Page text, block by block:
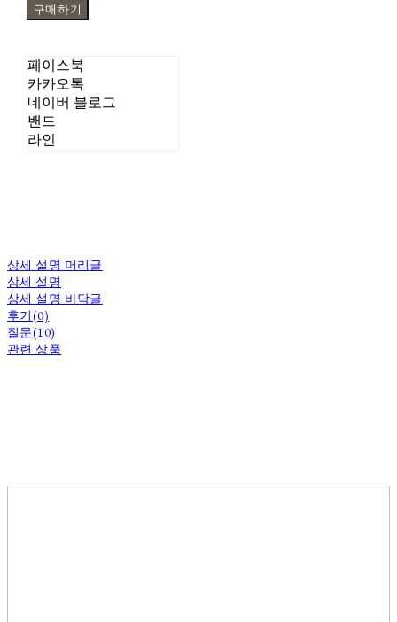
구매하기
페이스북
카카오톡
네이버 블로그
밴드
라인
상세 설명 머리글
상세 설명
상세 설명 바닥글
후기(0)
질문(10)
관련 상품